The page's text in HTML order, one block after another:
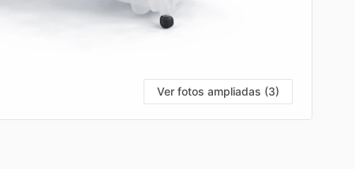
Ver fotos ampliadas (3)